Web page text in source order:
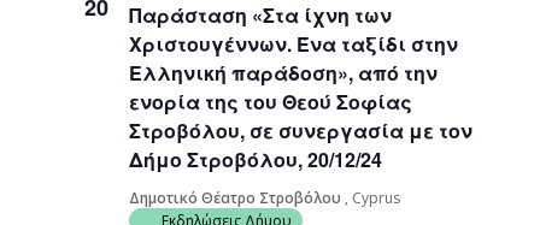
20
Παράσταση «Στα ίχνη των
Χριστουγέννων. Ένα ταξίδι στην
Ελληνική παράδοση», από την
ενορία της του Θεού Σοφίας
Στροβόλου, σε συνεργασία με τον
Δήμο Στροβόλου, 20/12/24
Δημοτικό Θέατρο Στροβόλου , Cyprus
Εκδηλώσεις Δήμου